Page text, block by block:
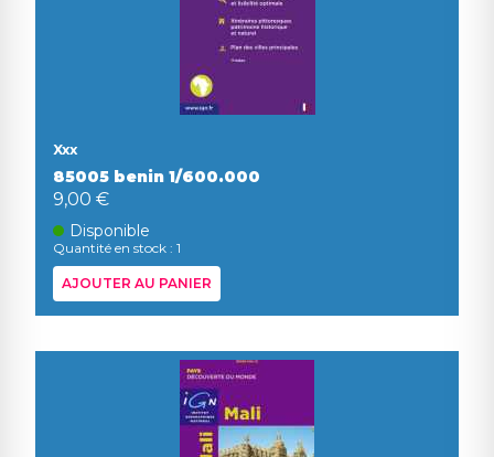
Xxx
85005 benin 1/600.000
9,00 €
Disponible
Quantité en stock : 1
AJOUTER AU PANIER